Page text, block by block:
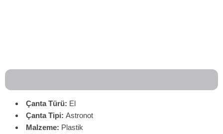
Çanta Türü: El
Çanta Tipi: Astronot
Malzeme: Plastik